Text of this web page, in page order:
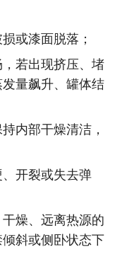
或漆面脱落；
若出现挤压、堵
量飙升、罐体结
内部干燥清洁，
开裂或失去弹
燥、远离热源的
斜或侧卧状态下